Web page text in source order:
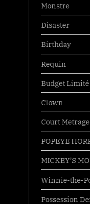
Monstre
Disaster
Birthday
Requin
Budget Limité
Clown
Court Metrage
POPEYE
MICKEY’S
Winnie-the-
Possession